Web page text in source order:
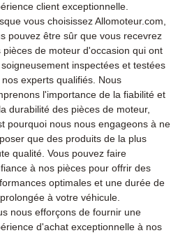
client exceptionnelle.
vous choisissez Allomoteur.com,
pouvez être sûr que vous recevrez
pièces de moteur d'occasion qui ont
inspectées et testées
nos experts qualifiés. Nous
l'importance de la fiabilité et
durabilité des pièces de moteur,
pourquoi nous nous engageons à ne
que des produits de la plus
qualité. Vous pouvez faire
à nos pièces pour offrir des
optimales et une durée de
à votre véhicule.
nous efforçons de fournir une
d'achat exceptionnelle à nos